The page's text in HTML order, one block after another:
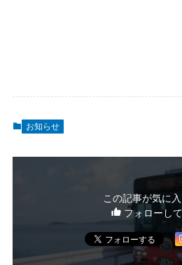
お知らせ
この記事が気に
フォローし